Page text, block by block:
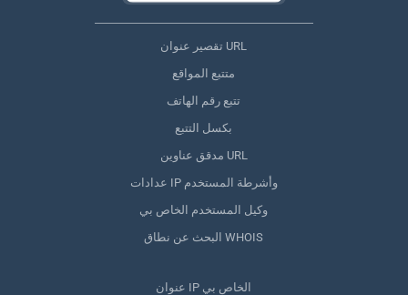
تقصير عنوان URL
متتبع المواقع
تتبع رقم الهاتف
بكسل التتبع
مدقق عناوين URL
عدادات IP وأشرطة المستخدم
وكيل المستخدم الخاص بي
البحث عن نطاق WHOIS
عنوان IP الخاص بي